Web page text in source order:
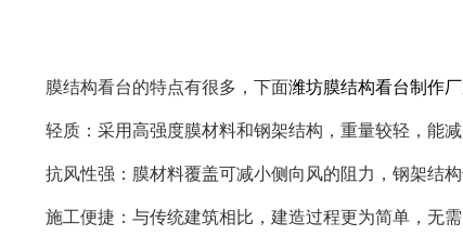
膜结构看台的特点有很多，下面潍坊膜结构看台制作
轻质：采用高强度膜材料和钢架结构，重量较轻，能
抗风性强：膜材料覆盖可减小侧向风的阻力，钢架结
施工便捷：与传统建筑相比，建造过程更为简单，无